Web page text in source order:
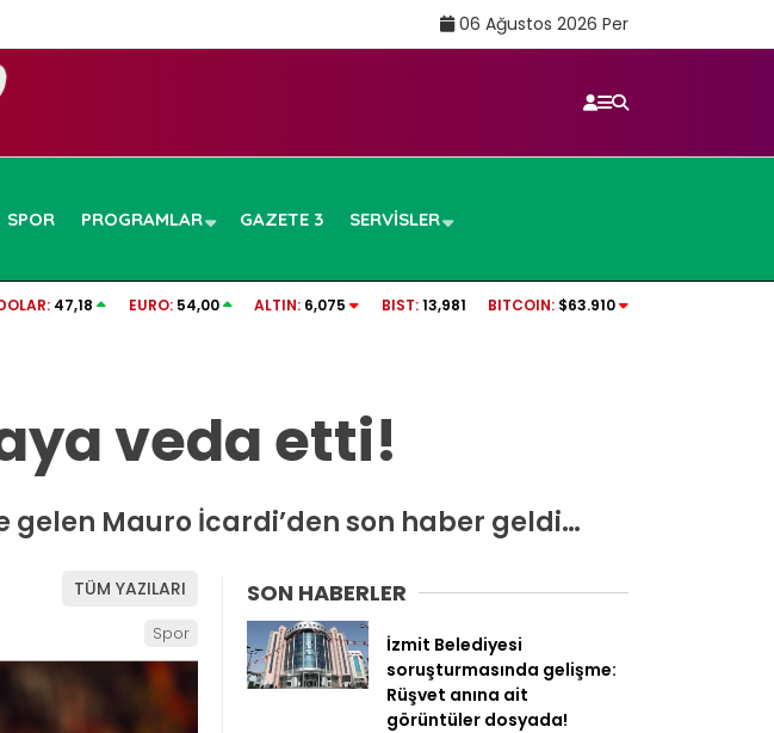
06 Ağustos 2026 Per
SPOR PROGRAMLAR GAZETE 3 SERVISLER
Rüşvet anına ait
tv100 CANLI İZLE | Beşiktaş – Hradec Kralove maçı canlı izle!
47,18 EURO: 54,00 ALTIN: 6,075 BIST: 13,981 BITCOIN: $63.910
veda etti!
Mauro İcardi’den son haber geldi…
TÜM YAZILARI
Spor
SON HABERLER
İzmit Belediyesi
soruşturmasında gelişme:
Rüşvet anına ait
görüntüler dosyada!